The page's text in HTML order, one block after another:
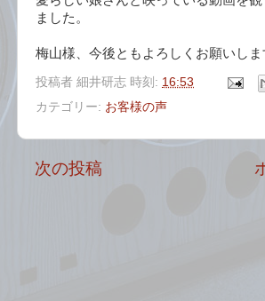
ました。
梅山様、今後ともよろしくお願いしま
投稿者 細井研志 時刻: 16:53
カテゴリー: お客様の声
次の投稿